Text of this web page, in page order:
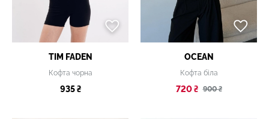
TIM FADEN
Кофта чорна
935 ₴
OCEAN
Кофта біла
720 ₴ 900 ₴